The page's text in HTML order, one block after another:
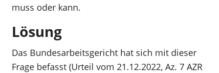
muss oder kann.
Lösung
Das Bundesarbeitsgericht hat sich mit dieser
Frage befasst (Urteil vom 21.12.2022, Az. 7 AZR